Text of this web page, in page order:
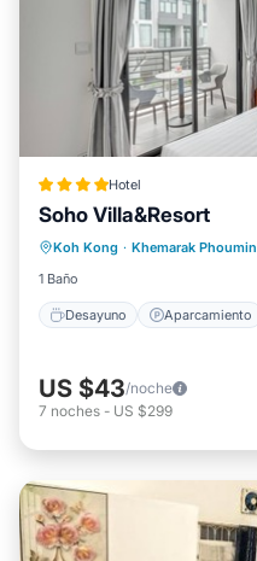
Hotel
Soho Villa&Resort
Koh Kong · Khemarak Phoumin
1 Baño
Desayuno Aparcamiento
Desayuno
Spa
US $43/noche
7 noches - US $299